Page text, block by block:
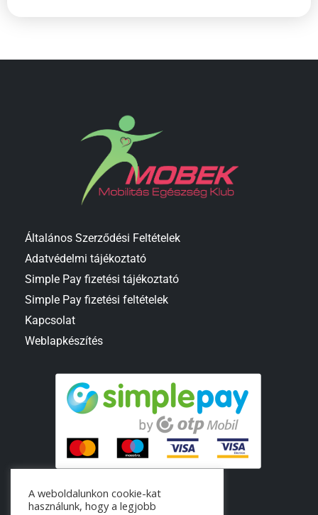
Általános Szerződési Feltételek
Adatvédelmi tájékoztató
Simple Pay fizetési tájékoztató
Simple Pay fizetési feltételek
Kapcsolat
Weblapkészítés
A weboldalunkon cookie-kat
használunk, hogy a legjobb